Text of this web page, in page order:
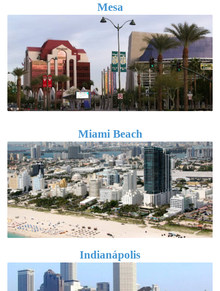
Mesa
Miami Beach
Indianápolis